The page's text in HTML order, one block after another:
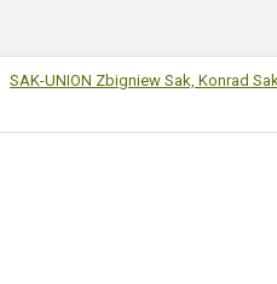
SAK-UNION Zbigniew Sak, Konrad Sak